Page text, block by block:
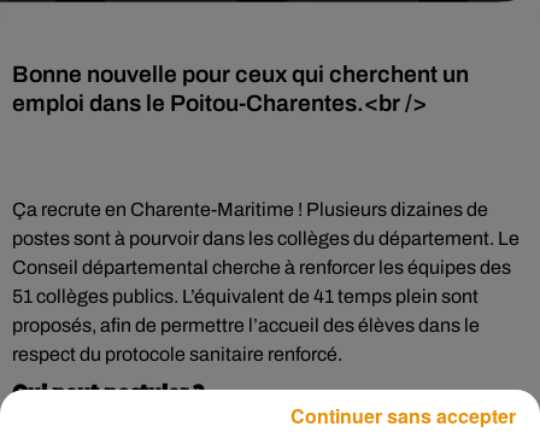
Bonne nouvelle pour ceux qui cherchent un
emploi dans le Poitou-Charentes.<br />
Ça recrute en Charente-Maritime ! Plusieurs dizaines de
postes sont à pourvoir dans les collèges du département. Le
Conseil départemental cherche à renforcer les équipes des
51 collèges publics. L’équivalent de 41 temps plein sont
proposés, afin de permettre l’accueil des élèves dans le
respect du protocole sanitaire renforcé.
Qui peut postuler ?
Continuer sans accepter